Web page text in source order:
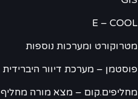
E – COOL
מטרוקורט ומערכות נוספות
פוסטמן – מערכת דיוור היברידית
מחליפים.קום – מצא מורה מחליף